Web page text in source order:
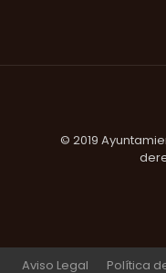
© 2019
Aviso Legal Política